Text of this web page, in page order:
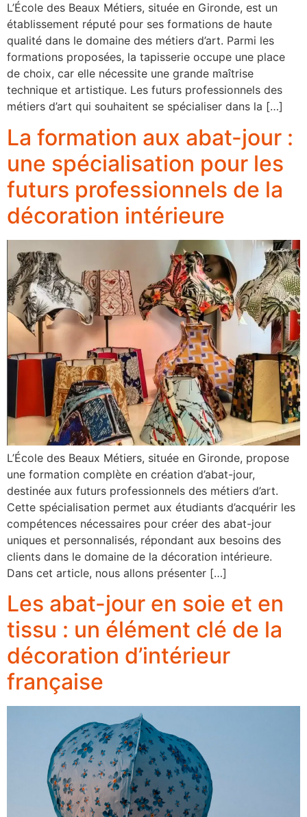
L’École des Beaux Métiers, située en Gironde, est un
établissement réputé pour ses formations de haute
qualité dans le domaine des métiers d’art. Parmi les
formations proposées, la tapisserie occupe une place
de choix, car elle nécessite une grande maîtrise
technique et artistique. Les futurs professionnels des
métiers d’art qui souhaitent se spécialiser dans la […]
La formation aux abat-jour :
une spécialisation pour les
futurs professionnels de la
décoration intérieure
L’École des Beaux Métiers, située en Gironde, propose
une formation complète en création d’abat-jour,
destinée aux futurs professionnels des métiers d’art.
Cette spécialisation permet aux étudiants d’acquérir les
compétences nécessaires pour créer des abat-jour
uniques et personnalisés, répondant aux besoins des
clients dans le domaine de la décoration intérieure.
Dans cet article, nous allons présenter […]
Les abat-jour en soie et en
tissu : un élément clé de la
décoration d’intérieur
française